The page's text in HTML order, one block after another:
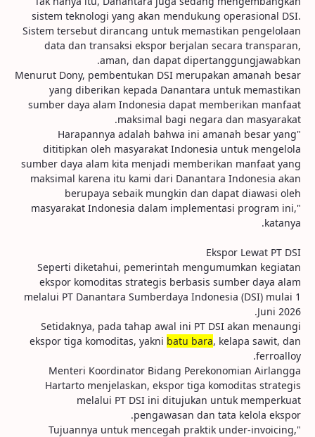
sistem teknologi yang akan mendukung operasional DSI.
Sistem tersebut dirancang untuk memastikan pengelolaan
data dan transaksi ekspor berjalan secara transparan,
aman, dan dapat dipertanggungjawabkan.
Menurut Dony, pembentukan DSI merupakan amanah besar
yang diberikan kepada Danantara untuk memastikan
sumber daya alam Indonesia dapat memberikan manfaat
maksimal bagi negara dan masyarakat.
"Harapannya adalah bahwa ini amanah besar yang
dititipkan oleh masyarakat Indonesia untuk mengelola
sumber daya alam kita menjadi memberikan manfaat yang
maksimal karena itu kami dari Danantara Indonesia akan
berupaya sebaik mungkin dan dapat diawasi oleh
masyarakat Indonesia dalam implementasi program ini,"
katanya.
Ekspor Lewat PT DSI
Seperti diketahui, pemerintah mengumumkan kegiatan
ekspor komoditas strategis berbasis sumber daya alam
melalui PT Danantara Sumberdaya Indonesia (DSI) mulai 1
Juni 2026.
Setidaknya, pada tahap awal ini PT DSI akan menaungi
ekspor tiga komoditas, yakni batu bara, kelapa sawit, dan
ferroalloy.
Menteri Koordinator Bidang Perekonomian Airlangga
Hartarto menjelaskan, ekspor tiga komoditas strategis
melalui PT DSI ini ditujukan untuk memperkuat
pengawasan dan tata kelola ekspor.
"Tujuannya untuk mencegah praktik under-invoicing,